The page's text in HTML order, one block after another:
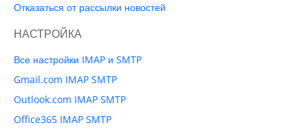
Отказаться от рассылки новостей
НАСТРОЙКА
Все настройки IMAP и SMTP
Gmail.com IMAP SMTP
Outlook.com IMAP SMTP
Office365 IMAP SMTP